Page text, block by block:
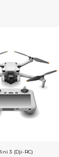
3 (Dji-RC)